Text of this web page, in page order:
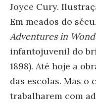
Joyce Cury.
Em meados do
Adventures in
infantojuvenil do
1898). Até hoje a
das escolas. Mas o
trabalharem com